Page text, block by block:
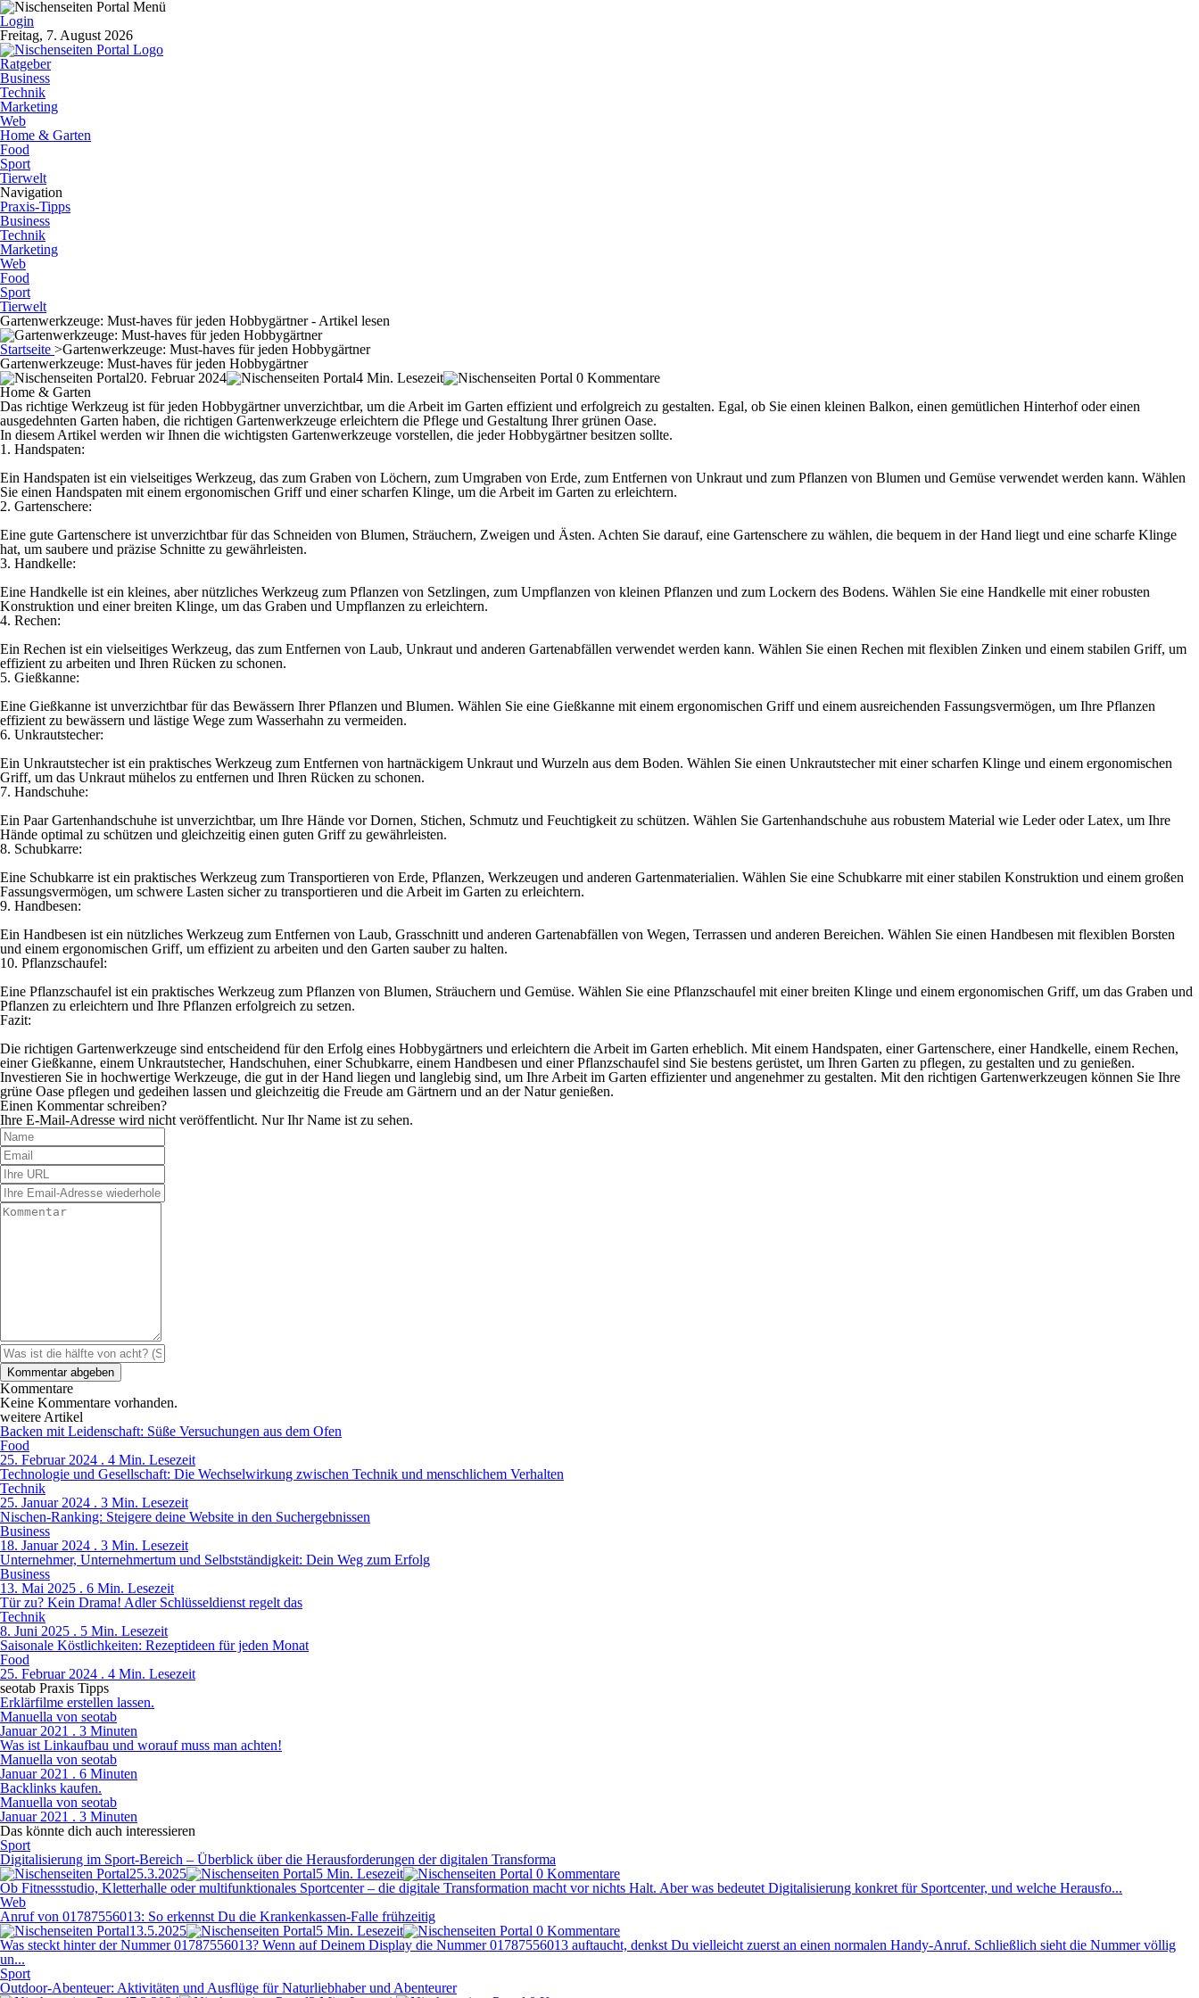
Login
Freitag, 7. August 2026
Ratgeber
Business
Technik
Marketing
Web
Home & Garten
Food
Sport
Tierwelt
Navigation
Praxis-Tipps
Business
Technik
Marketing
Web
Food
Sport
Tierwelt
Gartenwerkzeuge: Must-haves für jeden Hobbygärtner - Artikel lesen
Startseite >Gartenwerkzeuge: Must-haves für jeden Hobbygärtner
Gartenwerkzeuge: Must-haves für jeden Hobbygärtner
20. Februar 2024
4 Min. Lesezeit
0 Kommentare
Home & Garten
Das richtige Werkzeug ist für jeden Hobbygärtner unverzichtbar, um die Arbeit im Garten effizient und erfolgreich zu gestalten. Egal, ob Sie einen kleinen Balkon, einen gemütlichen Hinterhof oder einen
ausgedehnten Garten haben, die richtigen Gartenwerkzeuge erleichtern die Pflege und Gestaltung Ihrer grünen Oase.
In diesem Artikel werden wir Ihnen die wichtigsten Gartenwerkzeuge vorstellen, die jeder Hobbygärtner besitzen sollte.
1. Handspaten:
Ein Handspaten ist ein vielseitiges Werkzeug, das zum Graben von Löchern, zum Umgraben von Erde, zum Entfernen von Unkraut und zum Pflanzen von Blumen und Gemüse verwendet werden kann. Wählen
Sie einen Handspaten mit einem ergonomischen Griff und einer scharfen Klinge, um die Arbeit im Garten zu erleichtern.
2. Gartenschere:
Eine gute Gartenschere ist unverzichtbar für das Schneiden von Blumen, Sträuchern, Zweigen und Ästen. Achten Sie darauf, eine Gartenschere zu wählen, die bequem in der Hand liegt und eine scharfe Klinge
hat, um saubere und präzise Schnitte zu gewährleisten.
3. Handkelle:
Eine Handkelle ist ein kleines, aber nützliches Werkzeug zum Pflanzen von Setzlingen, zum Umpflanzen von kleinen Pflanzen und zum Lockern des Bodens. Wählen Sie eine Handkelle mit einer robusten
Konstruktion und einer breiten Klinge, um das Graben und Umpflanzen zu erleichtern.
4. Rechen:
Ein Rechen ist ein vielseitiges Werkzeug, das zum Entfernen von Laub, Unkraut und anderen Gartenabfällen verwendet werden kann. Wählen Sie einen Rechen mit flexiblen Zinken und einem stabilen Griff, um
effizient zu arbeiten und Ihren Rücken zu schonen.
5. Gießkanne:
Eine Gießkanne ist unverzichtbar für das Bewässern Ihrer Pflanzen und Blumen. Wählen Sie eine Gießkanne mit einem ergonomischen Griff und einem ausreichenden Fassungsvermögen, um Ihre Pflanzen
effizient zu bewässern und lästige Wege zum Wasserhahn zu vermeiden.
6. Unkrautstecher:
Ein Unkrautstecher ist ein praktisches Werkzeug zum Entfernen von hartnäckigem Unkraut und Wurzeln aus dem Boden. Wählen Sie einen Unkrautstecher mit einer scharfen Klinge und einem ergonomischen
Griff, um das Unkraut mühelos zu entfernen und Ihren Rücken zu schonen.
7. Handschuhe:
Ein Paar Gartenhandschuhe ist unverzichtbar, um Ihre Hände vor Dornen, Stichen, Schmutz und Feuchtigkeit zu schützen. Wählen Sie Gartenhandschuhe aus robustem Material wie Leder oder Latex, um Ihre
Hände optimal zu schützen und gleichzeitig einen guten Griff zu gewährleisten.
8. Schubkarre:
Eine Schubkarre ist ein praktisches Werkzeug zum Transportieren von Erde, Pflanzen, Werkzeugen und anderen Gartenmaterialien. Wählen Sie eine Schubkarre mit einer stabilen Konstruktion und einem großen
Fassungsvermögen, um schwere Lasten sicher zu transportieren und die Arbeit im Garten zu erleichtern.
9. Handbesen:
Ein Handbesen ist ein nützliches Werkzeug zum Entfernen von Laub, Grasschnitt und anderen Gartenabfällen von Wegen, Terrassen und anderen Bereichen. Wählen Sie einen Handbesen mit flexiblen Borsten
und einem ergonomischen Griff, um effizient zu arbeiten und den Garten sauber zu halten.
10. Pflanzschaufel:
Eine Pflanzschaufel ist ein praktisches Werkzeug zum Pflanzen von Blumen, Sträuchern und Gemüse. Wählen Sie eine Pflanzschaufel mit einer breiten Klinge und einem ergonomischen Griff, um das Graben und
Pflanzen zu erleichtern und Ihre Pflanzen erfolgreich zu setzen.
Fazit:
Die richtigen Gartenwerkzeuge sind entscheidend für den Erfolg eines Hobbygärtners und erleichtern die Arbeit im Garten erheblich. Mit einem Handspaten, einer Gartenschere, einer Handkelle, einem Rechen,
einer Gießkanne, einem Unkrautstecher, Handschuhen, einer Schubkarre, einem Handbesen und einer Pflanzschaufel sind Sie bestens gerüstet, um Ihren Garten zu pflegen, zu gestalten und zu genießen.
Investieren Sie in hochwertige Werkzeuge, die gut in der Hand liegen und langlebig sind, um Ihre Arbeit im Garten effizienter und angenehmer zu gestalten. Mit den richtigen Gartenwerkzeugen können Sie Ihre
grüne Oase pflegen und gedeihen lassen und gleichzeitig die Freude am Gärtnern und an der Natur genießen.
Einen Kommentar schreiben?
Ihre E-Mail-Adresse wird nicht veröffentlicht. Nur Ihr Name ist zu sehen.
Kommentare
Keine Kommentare vorhanden.
weitere Artikel
Backen mit Leidenschaft: Süße Versuchungen aus dem Ofen
Food
25. Februar 2024 . 4 Min. Lesezeit
Technologie und Gesellschaft: Die Wechselwirkung zwischen Technik und menschlichem Verhalten
Technik
25. Januar 2024 . 3 Min. Lesezeit
Nischen-Ranking: Steigere deine Website in den Suchergebnissen
Business
18. Januar 2024 . 3 Min. Lesezeit
Unternehmer, Unternehmertum und Selbstständigkeit: Dein Weg zum Erfolg
Business
13. Mai 2025 . 6 Min. Lesezeit
Tür zu? Kein Drama! Adler Schlüsseldienst regelt das
Technik
8. Juni 2025 . 5 Min. Lesezeit
Saisonale Köstlichkeiten: Rezeptideen für jeden Monat
Food
25. Februar 2024 . 4 Min. Lesezeit
seotab Praxis Tipps
Erklärfilme erstellen lassen.
Manuella von seotab
Januar 2021 . 3 Minuten
Was ist Linkaufbau und worauf muss man achten!
Manuella von seotab
Januar 2021 . 6 Minuten
Backlinks kaufen.
Manuella von seotab
Januar 2021 . 3 Minuten
Das könnte dich auch interessieren
Sport
Digitalisierung im Sport-Bereich – Überblick über die Herausforderungen der digitalen Transforma
25.3.2025
5 Min. Lesezeit
0 Kommentare
Ob Fitnessstudio, Kletterhalle oder multifunktionales Sportcenter – die digitale Transformation macht vor nichts Halt. Aber was bedeutet Digitalisierung konkret für Sportcenter, und welche Herausfo...
Web
Anruf von 01787556013: So erkennst Du die Krankenkassen-Falle frühzeitig
13.5.2025
5 Min. Lesezeit
0 Kommentare
Was steckt hinter der Nummer 01787556013? Wenn auf Deinem Display die Nummer 01787556013 auftaucht, denkst Du vielleicht zuerst an einen normalen Handy-Anruf. Schließlich sieht die Nummer völlig
un...
Sport
Outdoor-Abenteuer: Aktivitäten und Ausflüge für Naturliebhaber und Abenteurer